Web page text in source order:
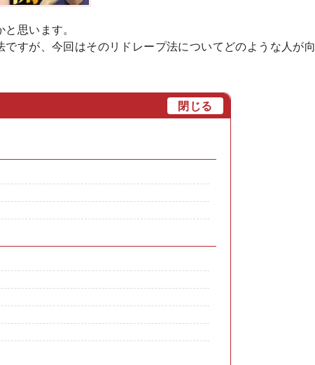
思います。
すが、今回はそのリドレープ法についてどのような人が向
閉じる